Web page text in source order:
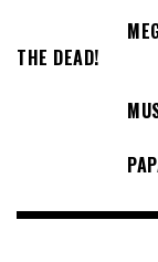
THE DEAD!